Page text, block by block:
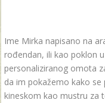
Ime Mirka napisano na
rođendan, ili kao poklon
personaliziranog omota
da im pokažemo kako
kineskom kao mustru za